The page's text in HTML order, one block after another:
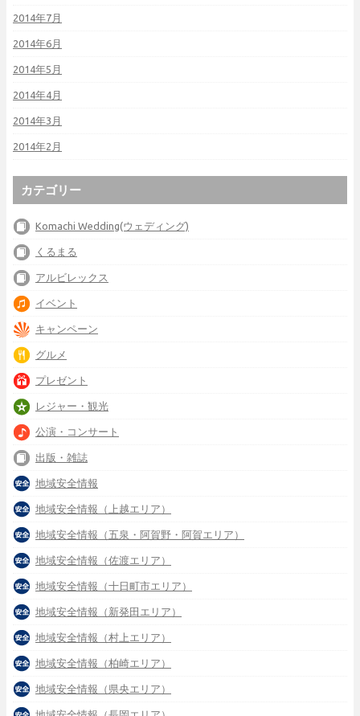
2014年7月
2014年6月
2014年5月
2014年4月
2014年3月
2014年2月
カテゴリー
Komachi Wedding(ウェディング)
くるまる
アルビレックス
イベント
キャンペーン
グルメ
プレゼント
レジャー・観光
公演・コンサート
出版・雑誌
地域安全情報
地域安全情報（上越エリア）
地域安全情報（五泉・阿賀野・阿賀エリア）
地域安全情報（佐渡エリア）
地域安全情報（十日町市エリア）
地域安全情報（新発田エリア）
地域安全情報（村上エリア）
地域安全情報（柏崎エリア）
地域安全情報（県央エリア）